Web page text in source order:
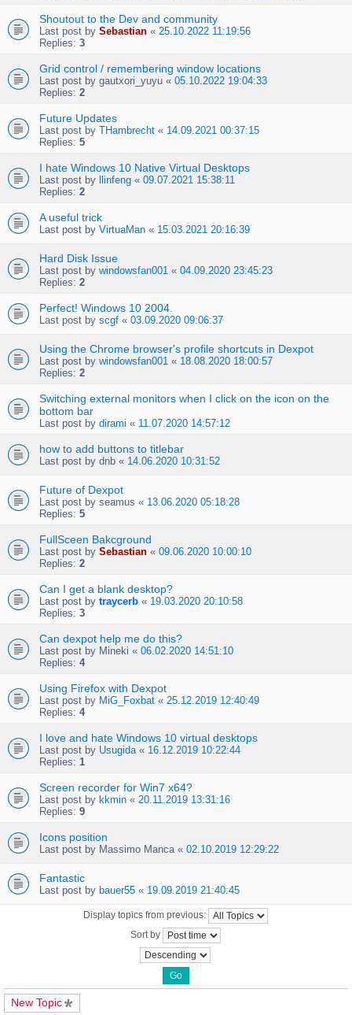
Shoutout to the Dev and community
Last post by Sebastian « 25.10.2022 11:19:56
Replies: 3
Grid control / remembering window locations
Last post by gautxori_yuyu « 05.10.2022 19:04:33
Replies: 2
Future Updates
Last post by THambrecht « 14.09.2021 00:37:15
Replies: 5
I hate Windows 10 Native Virtual Desktops
Last post by llinfeng « 09.07.2021 15:38:11
Replies: 2
A useful trick
Last post by VirtuaMan « 15.03.2021 20:16:39
Hard Disk Issue
Last post by windowsfan001 « 04.09.2020 23:45:23
Replies: 2
Perfect! Windows 10 2004.
Last post by scgf « 03.09.2020 09:06:37
Using the Chrome browser's profile shortcuts in Dexpot
Last post by windowsfan001 « 18.08.2020 18:00:57
Replies: 2
Switching external monitors when I click on the icon on the
bottom bar
Last post by dirami « 11.07.2020 14:57:12
how to add buttons to titlebar
Last post by dnb « 14.06.2020 10:31:52
Future of Dexpot
Last post by seamus « 13.06.2020 05:18:28
Replies: 5
FullSceen Bakcground
Last post by Sebastian « 09.06.2020 10:00:10
Replies: 2
Can I get a blank desktop?
Last post by traycerb « 19.03.2020 20:10:58
Replies: 3
Can dexpot help me do this?
Last post by Mineki « 06.02.2020 14:51:10
Replies: 4
Using Firefox with Dexpot
Last post by MiG_Foxbat « 25.12.2019 12:40:49
Replies: 4
I love and hate Windows 10 virtual desktops
Last post by Usugida« 16.12.2019 10:22:44
Replies: 1
Screen recorder for Win7 x64?
Last post by kkmin « 20.11.2019 13:31:16
Replies: 9
Icons position
Last post by Massimo Manca« 02.10.2019 12:29:22
Fantastic
Last post by bauer55 « 19.09.2019 21:40:45
Display topics from previous:
Sort by
New Topic